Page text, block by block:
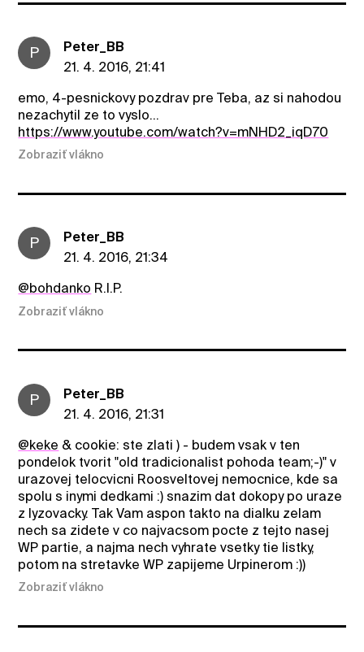
P
Peter_BB
21. 4. 2016, 21:41
emo, 4-pesnickovy pozdrav pre Teba, az si nahodou
nezachytil ze to vyslo...
https://www.youtube.com/watch?v=mNHD2_iqD70
Zobraziť vlákno
P
Peter_BB
21. 4. 2016, 21:34
@bohdanko R.I.P.
Zobraziť vlákno
P
Peter_BB
21. 4. 2016, 21:31
@keke & cookie: ste zlati ) - budem vsak v ten
pondelok tvorit "old tradicionalist pohoda team;-)" v
urazovej telocvicni Roosveltovej nemocnice, kde sa
spolu s inymi dedkami :) snazim dat dokopy po uraze
z lyzovacky. Tak Vam aspon takto na dialku zelam
nech sa zidete v co najvacsom pocte z tejto nasej
WP partie, a najma nech vyhrate vsetky tie listky,
potom na stretavke WP zapijeme Urpinerom :))
Zobraziť vlákno